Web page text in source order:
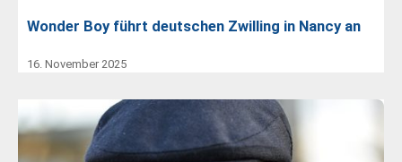
Wonder Boy führt deutschen Zwilling in Nancy an
16. November 2025